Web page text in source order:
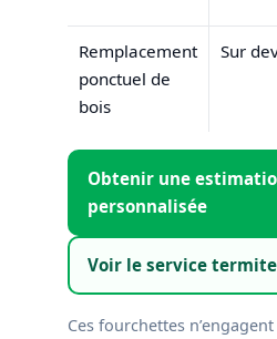
Remplacement
ponctuel de
bois
Sur
Obtenir une
personnalisée
Voir le service
Ces fourchettes